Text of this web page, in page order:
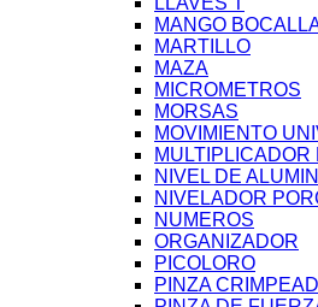
MANGO
MARTILLO
MAZA
MICROMETROS
MORSAS
MOVIMIENTO
NIVEL DE
NIVELADOR
NUMEROS
ORGANIZADOR
PICOLORO
PINZA